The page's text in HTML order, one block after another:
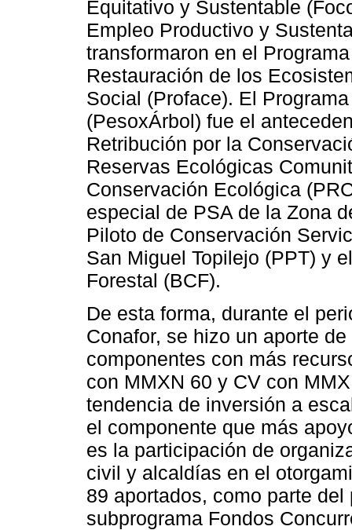
Equitativo y Sustentable
Empleo Productivo y
transformaron en el
Restauración de los
Social (Proface). El
(PesoxÁrbol) fue el
Retribución por la
Reservas Ecológicas
Conservación Ecológica
especial de PSA de la Zona
Piloto de Conservación
San Miguel Topilejo (PPT) y
Forestal (BCF).
De esta forma, durante el
Conafor, se hizo un aporte
componentes con más
con MMXN 60 y CV con
tendencia de inversión a
el componente que más
es la participación de
civil y alcaldías en el
89 aportados, como parte
subprograma Fondos